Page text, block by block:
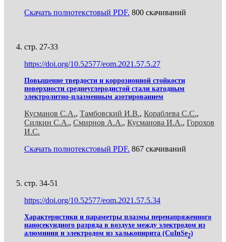
Скачать полнотекстовый PDF. 800 скачиваний
стр. 27-33
https://doi.org/10.52577/eom.2021.57.5.27
Повышение твердости и коррозионной стойкости
поверхности среднеуглеродистой стали катодным
электролитно-плазменным азотированием
Кусманов С.А., Тамбовский И.В., Кораблева С.С.,
Силкин С.А., Смирнов А.А., Кусманова И.А., Горохов
И.С.
Скачать полнотекстовый PDF. 867 скачиваний
стр. 34-51
https://doi.org/10.52577/eom.2021.57.5.34
Характеристики и параметры плазмы перенапряженного
наносекундного разряда в воздухе между электродом из
алюминия и электродом из халькопирита (СuInSe2)